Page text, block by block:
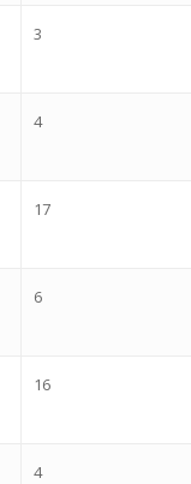
3
4
17
6
16
4